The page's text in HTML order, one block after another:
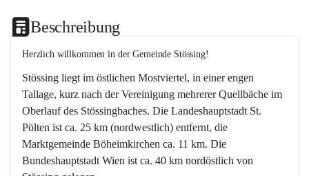
Beschreibung
Herzlich willkommen in der Gemeinde Stössing!
Stössing liegt im östlichen Mostviertel, in einer engen
Tallage, kurz nach der Vereinigung mehrerer Quellbäche im
Oberlauf des Stössingbaches. Die Landeshauptstadt St.
Pölten ist ca. 25 km (nordwestlich) entfernt, die
Marktgemeinde Böheimkirchen ca. 11 km. Die
Bundeshauptstadt Wien ist ca. 40 km nordöstlich von